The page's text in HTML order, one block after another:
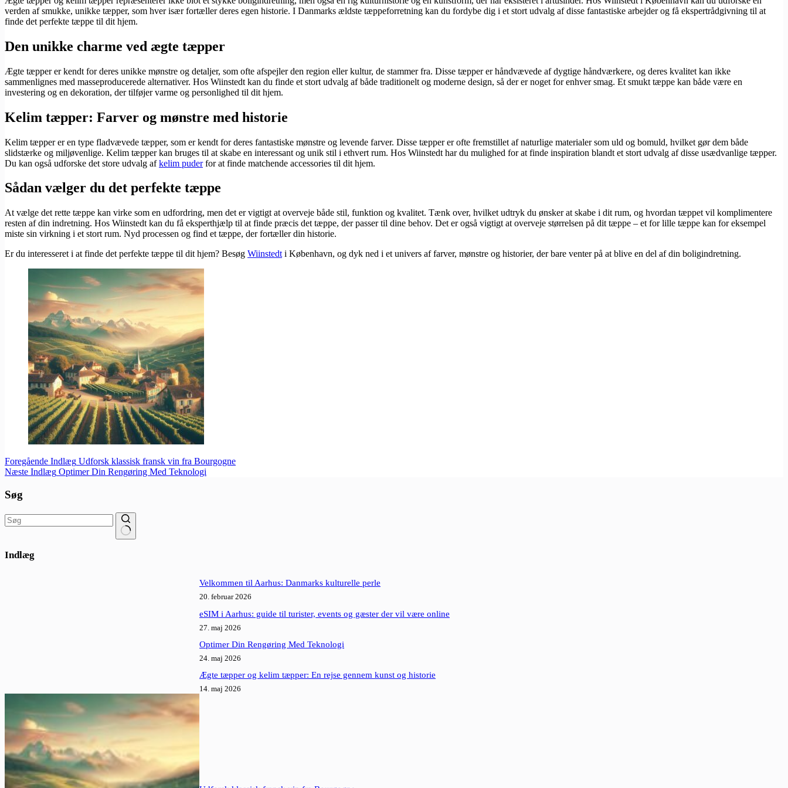
verden af smukke, unikke tæpper, som hver især fortæller deres egen historie. I Danmarks ældste tæppeforretning kan du fordybe dig i et stort udvalg af disse fantastiske arbejder og få ekspertrådgivning til at
finde det perfekte tæppe til dit hjem.
Den unikke charme ved ægte tæpper
Ægte tæpper er kendt for deres unikke mønstre og detaljer, som ofte afspejler den region eller kultur, de stammer fra. Disse tæpper er håndvævede af dygtige håndværkere, og deres kvalitet kan ikke
sammenlignes med masseproducerede alternativer. Hos Wiinstedt kan du finde et stort udvalg af både traditionelt og moderne design, så der er noget for enhver smag. Et smukt tæppe kan både være en
investering og en dekoration, der tilføjer varme og personlighed til dit hjem.
Kelim tæpper: Farver og mønstre med historie
Kelim tæpper er en type fladvævede tæpper, som er kendt for deres fantastiske mønstre og levende farver. Disse tæpper er ofte fremstillet af naturlige materialer som uld og bomuld, hvilket gør dem både
slidstærke og miljøvenlige. Kelim tæpper kan bruges til at skabe en interessant og unik stil i ethvert rum. Hos Wiinstedt har du mulighed for at finde inspiration blandt et stort udvalg af disse usædvanlige tæpper.
Du kan også udforske det store udvalg afkelim puderfor at finde matchende accessories til dit hjem.
Sådan vælger du det perfekte tæppe
At vælge det rette tæppe kan virke som en udfordring, men det er vigtigt at overveje både stil, funktion og kvalitet. Tænk over, hvilket udtryk du ønsker at skabe i dit rum, og hvordan tæppet vil komplimentere
resten af din indretning. Hos Wiinstedt kan du få eksperthjælp til at finde præcis det tæppe, der passer til dine behov. Det er også vigtigt at overveje størrelsen på dit tæppe – et for lille tæppe kan for eksempel
miste sin virkning i et stort rum. Nyd processen og find et tæppe, der fortæller din historie.
Er du interesseret i at finde det perfekte tæppe til dit hjem? Besøg Wiinstedt i København, og dyk ned i et univers af farver, mønstre og historier, der bare venter på at blive en del af din boligindretning.
Foregående Indlæg Udforsk klassisk fransk vin fra Bourgogne
Næste Indlæg Optimer Din Rengøring Med Teknologi
Søg
resultater
Indlæg
Velkommen til Aarhus: Danmarks kulturelle perle
20. februar 2026
eSIM i Aarhus: guide til turister, events og gæster der vil være online
27. maj 2026
Optimer Din Rengøring Med Teknologi
24. maj 2026
Ægte tæpper og kelim tæpper: En rejse gennem kunst og historie
14. maj 2026